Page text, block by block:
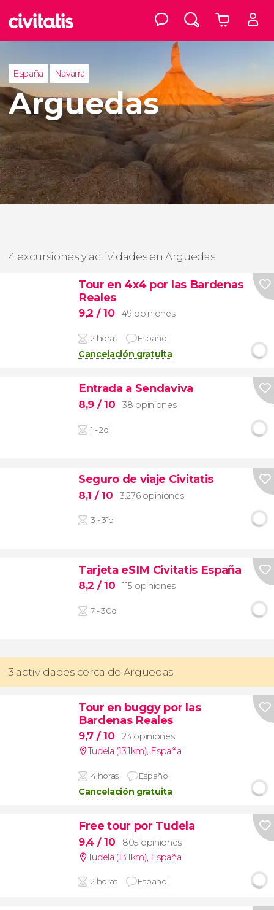
España Navarra
Arguedas
4 excursiones y actividades en Arguedas
Tour en 4x4 por las Bardenas
Reales
9,2 / 10 49 opiniones
2 horas Español
Cancelación gratuita
Entrada a Sendaviva
8,9 / 10 38 opiniones
1 - 2d
Seguro de viaje Civitatis
8,1 / 10 3.276 opiniones
3 - 31d
Tarjeta eSIM Civitatis España
8,2 / 10 115 opiniones
7 - 30d
3 actividades cerca de Arguedas
Tour en buggy por las
Bardenas Reales
9,7 / 10
23 opiniones
Tudela (13.1km), España
4 horas Español
Cancelación gratuita
Free tour por Tudela
9,4 / 10
805 opiniones
Tudela (13.1km) España
2 horas Español